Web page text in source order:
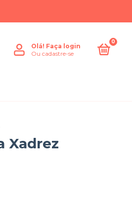
Olá! Faça login
Ou cadastre-se
0
Xadrez